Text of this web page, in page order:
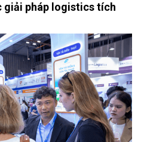
giải pháp logistics tích